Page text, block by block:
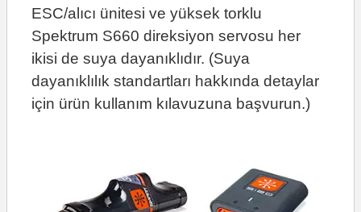
ESC/alıcı ünitesi ve yüksek torklu
Spektrum S660 direksiyon servosu her
ikisi de suya dayanıklıdır. (Suya
dayanıklılık standartları hakkında detaylar
için ürün kullanım kılavuzuna başvurun.)